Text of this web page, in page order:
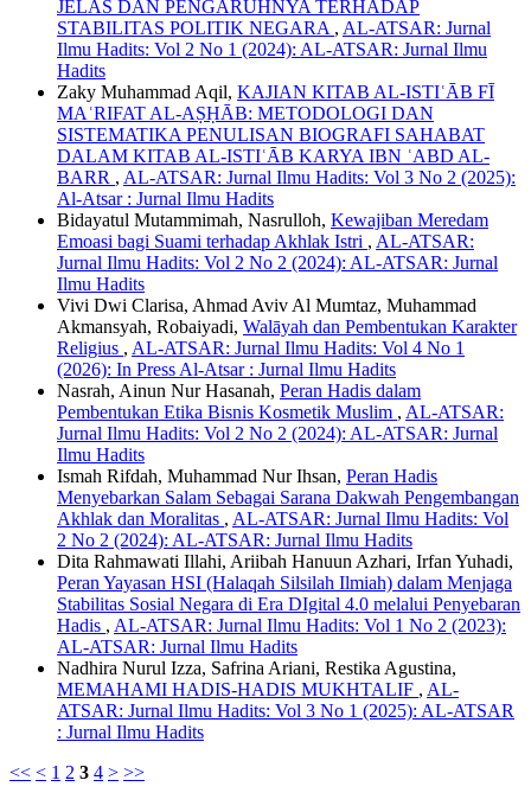
JELAS DAN PENGARUHNYA TERHADAP
STABILITAS POLITIK NEGARA , AL-ATSAR: Jurnal
Ilmu Hadits: Vol 2 No 1 (2024): AL-ATSAR: Jurnal Ilmu
Hadits
Zaky Muhammad Aqil, KAJIAN KITAB AL-ISTIʿĀB FĪ
MAʿRIFAT AL-AṢḤĀB: METODOLOGI DAN
SISTEMATIKA PENULISAN BIOGRAFI SAHABAT
DALAM KITAB AL-ISTIʿĀB KARYA IBN ʿABD AL-
BARR , AL-ATSAR: Jurnal Ilmu Hadits: Vol 3 No 2 (2025):
Al-Atsar : Jurnal Ilmu Hadits
Bidayatul Mutammimah, Nasrulloh, Kewajiban Meredam
Emoasi bagi Suami terhadap Akhlak Istri , AL-ATSAR:
Jurnal Ilmu Hadits: Vol 2 No 2 (2024): AL-ATSAR: Jurnal
Ilmu Hadits
Vivi Dwi Clarisa, Ahmad Aviv Al Mumtaz, Muhammad
Akmansyah, Robaiyadi, Walāyah dan Pembentukan Karakter
Religius , AL-ATSAR: Jurnal Ilmu Hadits: Vol 4 No 1
(2026): In Press Al-Atsar : Jurnal Ilmu Hadits
Nasrah, Ainun Nur Hasanah, Peran Hadis dalam
Pembentukan Etika Bisnis Kosmetik Muslim , AL-ATSAR:
Jurnal Ilmu Hadits: Vol 2 No 2 (2024): AL-ATSAR: Jurnal
Ilmu Hadits
Ismah Rifdah, Muhammad Nur Ihsan, Peran Hadis
Menyebarkan Salam Sebagai Sarana Dakwah Pengembangan
Akhlak dan Moralitas , AL-ATSAR: Jurnal Ilmu Hadits: Vol
2 No 2 (2024): AL-ATSAR: Jurnal Ilmu Hadits
Dita Rahmawati Illahi, Ariibah Hanuun Azhari, Irfan Yuhadi,
Peran Yayasan HSI (Halaqah Silsilah Ilmiah) dalam Menjaga
Stabilitas Sosial Negara di Era DIgital 4.0 melalui Penyebaran
Hadis , AL-ATSAR: Jurnal Ilmu Hadits: Vol 1 No 2 (2023):
AL-ATSAR: Jurnal Ilmu Hadits
Nadhira Nurul Izza, Safrina Ariani, Restika Agustina,
MEMAHAMI HADIS-HADIS MUKHTALIF , AL-
ATSAR: Jurnal Ilmu Hadits: Vol 3 No 1 (2025): AL-ATSAR
: Jurnal Ilmu Hadits
<< < 1 2 3 4 > >>